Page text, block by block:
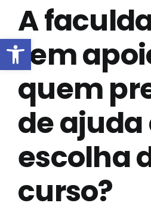
Barra de Ferramentas Aberta Cursos
Estude
Espaço do
Eventos
A
tem
quem
de ajuda
escolha
curso?